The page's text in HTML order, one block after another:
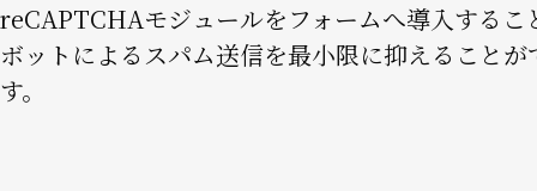
reCAPTCHAモジュールをフォームへ導入するこ
ボットによるスパム送信を最小限に抑えることが
す。